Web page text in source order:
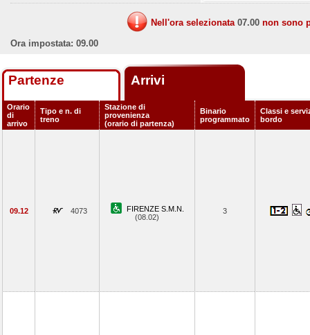
Nell'ora selezionata 07.00 non sono
Ora impostata: 09.00
Partenze Arrivi
Orario
di
arrivo
Tipo e n. di
treno
Stazione di
provenienza
(orario di partenza)
Binario
programmato
Classi e
bordo
09.12 4073
FIRENZE S.M.N.
(08.02)
3